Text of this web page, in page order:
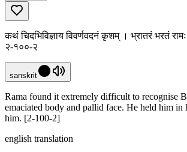
कथं चिदभिविज्ञाय विवर्णवदनं कृशम् । भ्रातरं भरतं
२-१००-२
sanskrit
Rama found it extremely difficult to recognise
emaciated body and pallid face. He held him in
him. [2-100-2]
english translation